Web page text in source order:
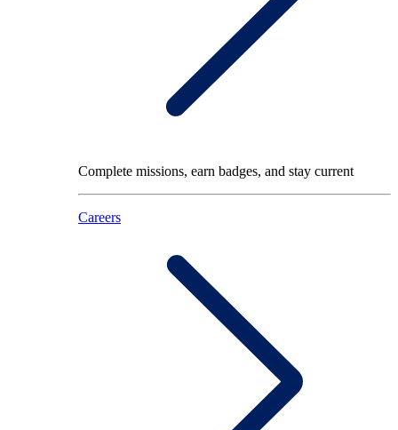
Complete missions, earn badges, and stay current
Careers